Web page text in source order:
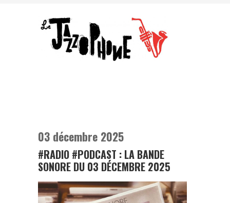
03 décembre 2025
#RADIO #PODCAST : LA BANDE
SONORE DU 03 DÉCEMBRE 2025